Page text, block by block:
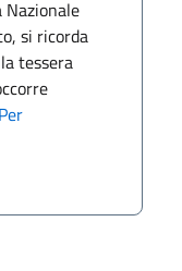
Nazionale
si ricorda
tessera
Per